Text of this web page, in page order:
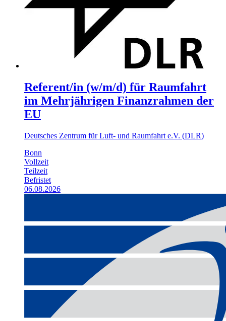
Referent/in (w/m/d) für Raumfahrt
im Mehrjährigen Finanz­rahmen der
EU
Deutsches Zentrum für Luft- und Raumfahrt e.V. (DLR)
Bonn
Vollzeit
Teilzeit
Befristet
06.08.2026